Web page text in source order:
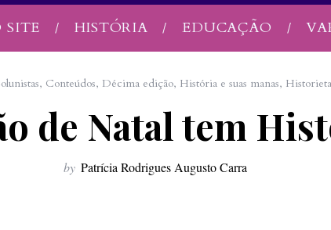
HISTÓRIA EDUCAÇÃO
, Conteúdos, Décima edição, História e suas manas,
de Natal tem
by Patrícia Rodrigues Augusto Carra